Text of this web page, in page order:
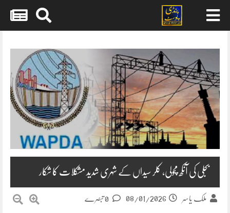
content
بجلی کی آنکھ مچولی، کلر سیداں کے شہری شدید مشکلات کا شکار
ملک یاسر 08/01/2026